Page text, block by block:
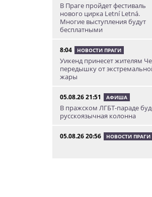
В Праге пройдет фестиваль
нового цирка Letní Letná.
Многие выступления будут
бесплатными
8:04 НОВОСТИ ПРАГИ
Уикенд принесет жителям
передышку от
жары
05.08.26 21:51 АФИША
В пражском ЛГБТ-параде
русскоязычная колонна
05.08.26 20:56 НОВОСТИ ПРАГИ